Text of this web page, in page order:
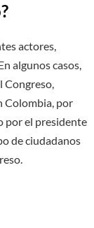
actores,
algunos casos,
Congreso,
Colombia, por
por el presidente
de ciudadanos